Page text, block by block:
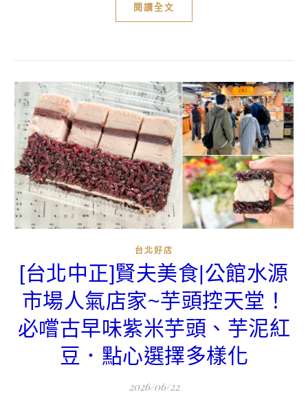
閱讀全文
台北好店
[台北中正]賢夫美食|公館水源
市場人氣店家~芋頭控天堂！
必嚐古早味紫米芋頭、芋泥紅
豆．點心選擇多樣化
2026/06/22